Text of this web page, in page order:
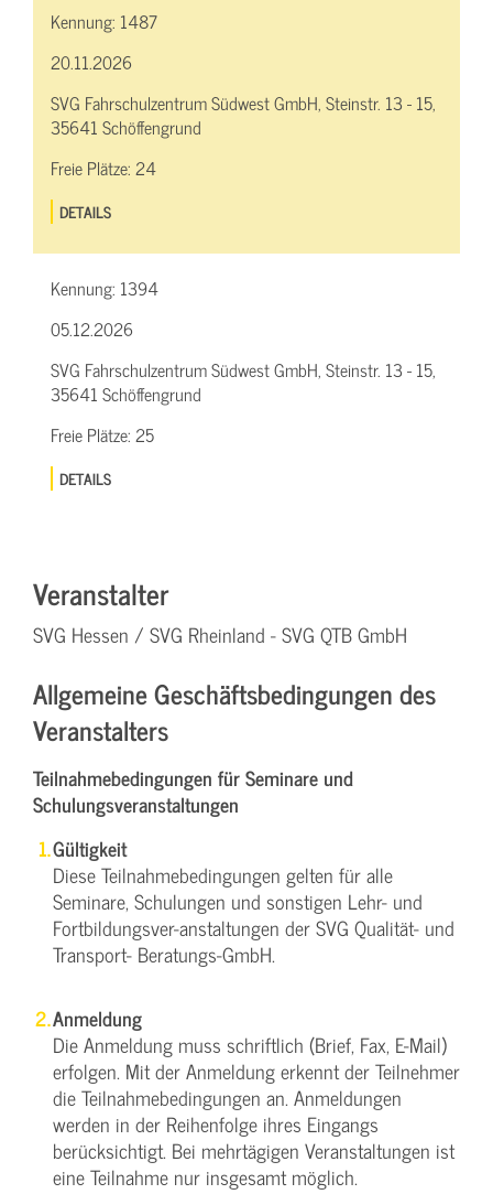
Kennung: 1487
20.11.2026
SVG Fahrschulzentrum Südwest GmbH, Steinstr. 13 - 15,
35641 Schöffengrund
Freie Plätze:24
DETAILS
Kennung: 1394
05.12.2026
SVG Fahrschulzentrum Südwest GmbH, Steinstr. 13 - 15,
35641 Schöffengrund
Freie Plätze:25
DETAILS
Veranstalter
SVG Hessen / SVG Rheinland - SVG QTB GmbH
Allgemeine Geschäftsbedingungen des
Veranstalters
Teilnahmebedingungen für Seminare und
Schulungsveranstaltungen
Gültigkeit
Diese Teilnahmebedingungen gelten für alle
Seminare, Schulungen und sonstigen Lehr- und
Fortbildungsver-anstaltungen der SVG Qualität- und
Transport- Beratungs-GmbH.
Anmeldung
Die Anmeldung muss schriftlich (Brief, Fax, E-Mail)
erfolgen. Mit der Anmeldung erkennt der Teilnehmer
die Teilnahmebedingungen an. Anmeldungen
werden in der Reihenfolge ihres Eingangs
berücksichtigt. Bei mehrtägigen Veranstaltungen ist
eine Teilnahme nur insgesamt möglich.